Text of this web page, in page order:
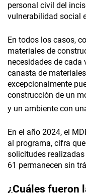
personal civil del
vulnerabilidad social
En todos los casos,
materiales de
necesidades de
canasta de
excepcionalmente
construcción de un
y un ambiente con
En el año 2024, el
al programa, cifra
solicitudes
61 permanecen sin
¿Cuáles fueron